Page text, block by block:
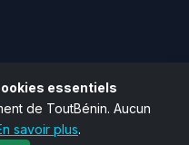
droits réservés.
essentiels
de ToutBénin. Aucun
savoir plus.